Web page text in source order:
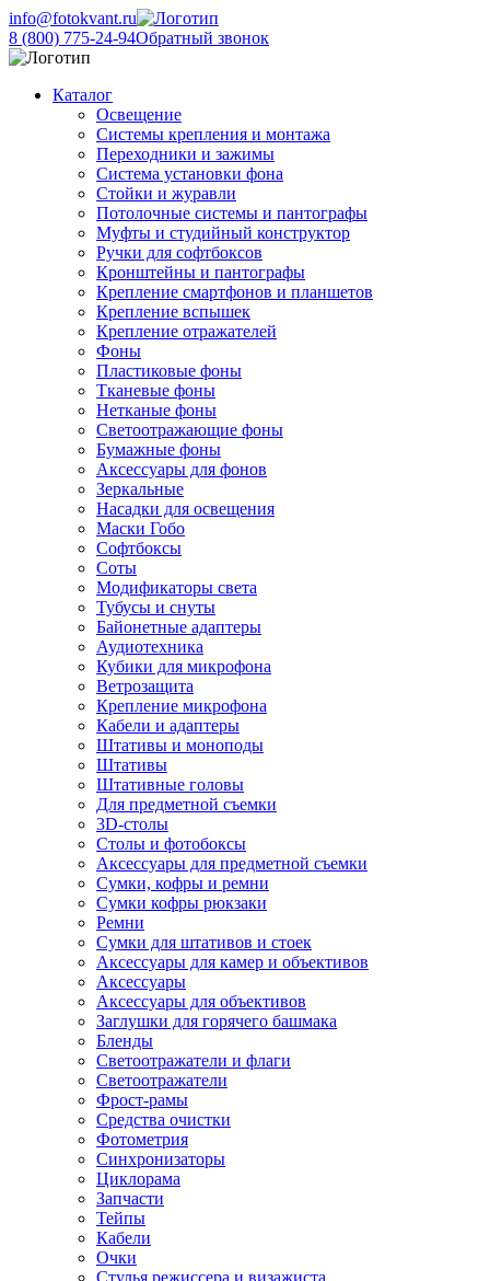
info@fotokvant.ru
8 (800) 775-24-94Обратный звонок
Каталог
Освещение
Системы крепления и монтажа
Переходники и зажимы
Система установки фона
Стойки и журавли
Потолочные системы и пантографы
Муфты и студийный конструктор
Ручки для софтбоксов
Кронштейны и пантографы
Крепление смартфонов и планшетов
Крепление вспышек
Крепление отражателей
Фоны
Пластиковые фоны
Тканевые фоны
Нетканые фоны
Светоотражающие фоны
Бумажные фоны
Аксессуары для фонов
Зеркальные
Насадки для освещения
Маски Гобо
Софтбоксы
Соты
Модификаторы света
Тубусы и снуты
Байонетные адаптеры
Аудиотехника
Кубики для микрофона
Ветрозащита
Крепление микрофона
Кабели и адаптеры
Штативы и моноподы
Штативы
Штативные головы
Для предметной съемки
3D-столы
Столы и фотобоксы
Аксессуары для предметной съемки
Сумки, кофры и ремни
Сумки кофры рюкзаки
Ремни
Сумки для штативов и стоек
Аксессуары для камер и объективов
Аксессуары
Аксессуары для объективов
Заглушки для горячего башмака
Бленды
Светоотражатели и флаги
Светоотражатели
Фрост-рамы
Средства очистки
Фотометрия
Синхронизаторы
Циклорама
Запчасти
Тейпы
Кабели
Очки
Стулья режиссера и визажиста